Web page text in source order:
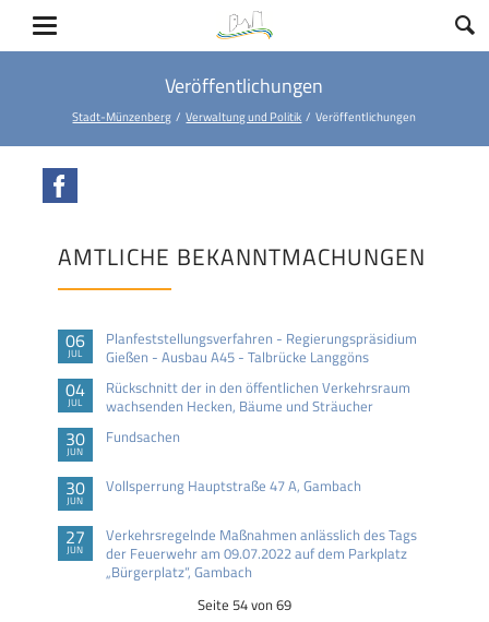
Veröffentlichungen
Stadt-Münzenberg Verwaltung und Politik Veröffentlichungen
AMTLICHE BEKANNTMACHUNGEN
06
JUL
Planfeststellungsverfahren - Regierungspräsidium
Gießen - Ausbau A45 - Talbrücke Langgöns
04
JUL
Rückschnitt der in den öffentlichen Verkehrsraum
wachsenden Hecken, Bäume und Sträucher
30
JUN
Fundsachen
30
JUN
Vollsperrung Hauptstraße 47 A, Gambach
27
JUN
Verkehrsregelnde Maßnahmen anlässlich des Tags
der Feuerwehr am 09.07.2022 auf dem Parkplatz
„Bürgerplatz“, Gambach
Seite 54 von 69